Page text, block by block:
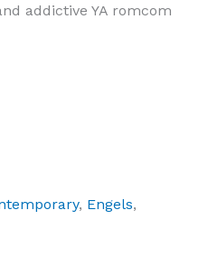
addictive YA romcom
, Engels,